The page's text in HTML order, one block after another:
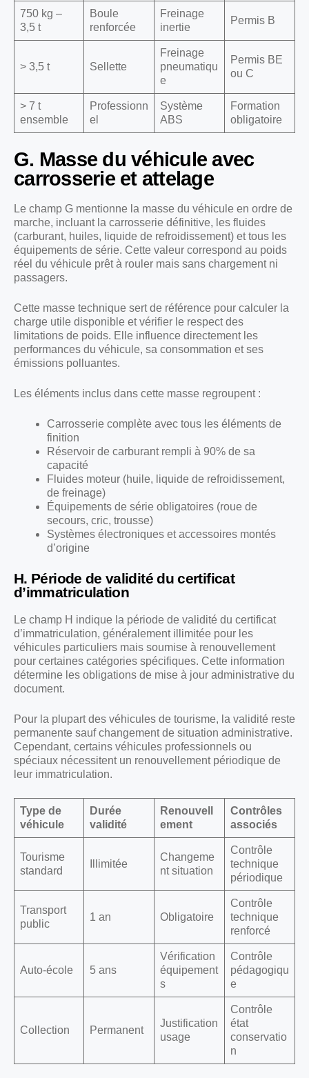
750 kg –
3,5 t
Boule
renforcée
Freinage
inertie
Permis B
> 3,5 t Sellette
Freinage
pneumatiqu
e
Permis BE
ou C
> 7 t
ensemble
Professionn
el
Système
ABS
Formation
obligatoire
G. Masse du véhicule avec
carrosserie et attelage
Le champ G mentionne la masse du véhicule en ordre de
marche, incluant la carrosserie définitive, les fluides
(carburant, huiles, liquide de refroidissement) et tous les
équipements de série. Cette valeur correspond au poids
réel du véhicule prêt à rouler mais sans chargement ni
passagers.
Cette masse technique sert de référence pour calculer la
charge utile disponible et vérifier le respect des
limitations de poids. Elle influence directement les
performances du véhicule, sa consommation et ses
émissions polluantes.
Les éléments inclus dans cette masse regroupent :
Carrosserie complète avec tous les éléments de
finition
Réservoir de carburant rempli à 90% de sa
capacité
Fluides moteur (huile, liquide de refroidissement,
de freinage)
Équipements de série obligatoires (roue de
secours, cric, trousse)
Systèmes électroniques et accessoires montés
d’origine
H. Période de validité du certificat
d’immatriculation
Le champ H indique la période de validité du certificat
d’immatriculation, généralement illimitée pour les
véhicules particuliers mais soumise à renouvellement
pour certaines catégories spécifiques. Cette information
détermine les obligations de mise à jour administrative du
document.
Pour la plupart des véhicules de tourisme, la validité reste
permanente sauf changement de situation administrative.
Cependant, certains véhicules professionnels ou
spéciaux nécessitent un renouvellement périodique de
leur immatriculation.
Type de
véhicule
Durée
validité
Renouvell
ement
Contrôles
associés
Tourisme
standard
Illimitée
Changeme
nt situation
Contrôle
technique
périodique
Transport
public
1 an Obligatoire
Contrôle
technique
renforcé
Auto-école 5 ans
Vérification
équipement
s
Contrôle
pédagogiqu
e
Collection Permanent
Justification
usage
Contrôle
état
conservatio
n